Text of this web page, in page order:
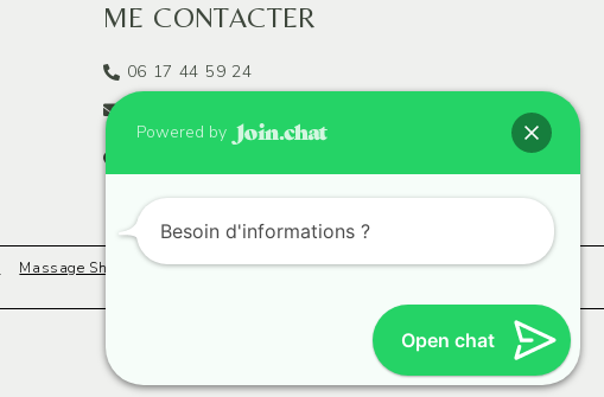
ME CONTACTER
06 17 44 59 24
18 rue d'oly, Vigneux-sur-Seine
(91270)
Massage Shiatsu à Brunoy
Massage Shiatsu à Athis-Mons
Open chat
Powered by
Besoin d'informations ?